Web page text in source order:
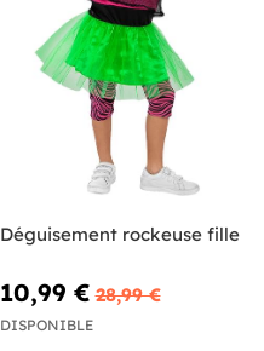
Déguisement rockeuse fille
10,99 € 28,99 €
DISPONIBLE